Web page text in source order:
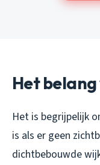
Het
Het is begrijpelijk
is als er geen
dichtbebouwde